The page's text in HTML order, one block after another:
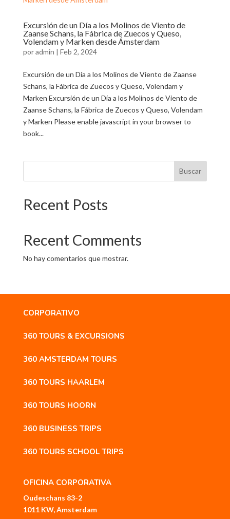
Excursión de un Día a los Molinos de Viento de
Zaanse Schans, la Fábrica de Zuecos y Queso,
Volendam y Marken desde Ámsterdam
poradmin | Feb 2, 2024
Excursión de un Día a los Molinos de Viento de Zaanse
Schans, la Fábrica de Zuecos y Queso, Volendam y
Marken Excursión de un Día a los Molinos de Viento de
Zaanse Schans, la Fábrica de Zuecos y Queso, Volendam
y Marken Please enable javascript in your browser to
book...
Buscar
Recent Posts
Recent Comments
No hay comentarios que mostrar.
CORPORATIVO
360 TOURS & EXCURSIONS
360 AMSTERDAM TOURS
360 TOURS HAARLEM
360 TOURS HOORN
360 BUSINESS TRIPS
360 TOURS SCHOOL TRIPS
OFICINA CORPORATIVA
Oudeschans 83-2
1011 KW, Amsterdam